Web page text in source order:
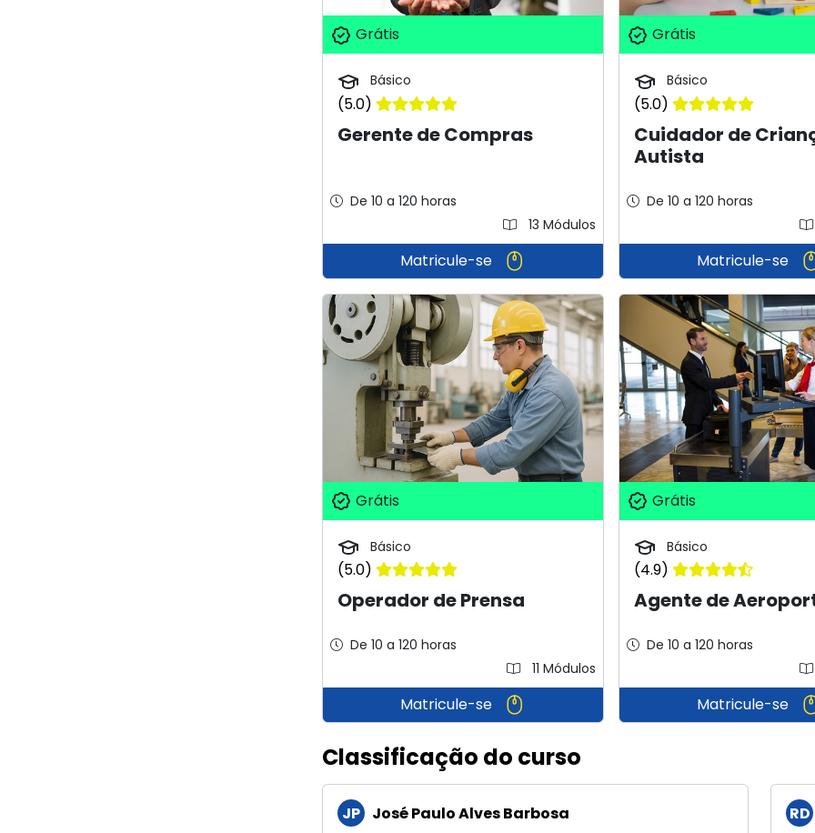
Grátis
Básico
(5.0)
Gerente de Compras
De 10 a 120 horas
13 Módulos
Matricule-se
Grátis
Básico
(5.0)
Cuidador de
Autista
De 10 a 120 horas
Matricule-se
Grátis
Básico
(5.0)
Operador de Prensa
De 10 a 120 horas
11 Módulos
Matricule-se
Grátis
Básico
(4.9)
Agente de
De 10 a 120 horas
Matricule-se
Classificação do curso
JP José Paulo Alves Barbosa RD